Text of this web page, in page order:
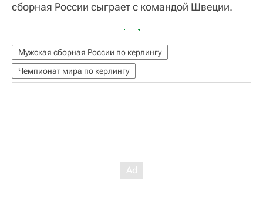
сборная России сыграет с командой Швеции.
Мужская сборная России по керлингу
Чемпионат мира по керлингу